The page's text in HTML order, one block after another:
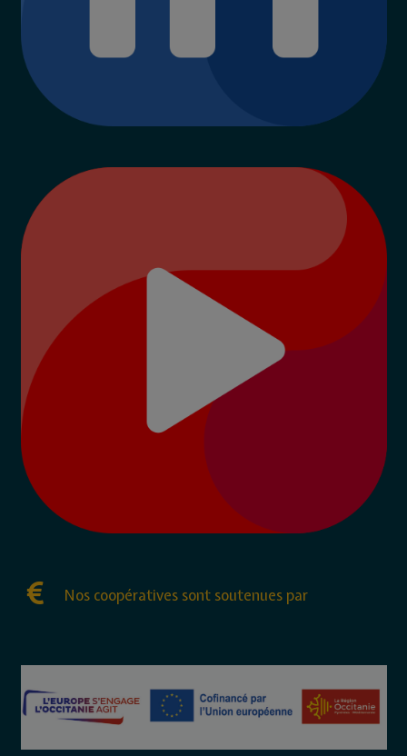
Nos coopératives sont soutenues par